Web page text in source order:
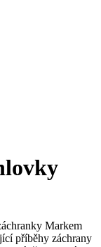
Markem
příběhy záchrany